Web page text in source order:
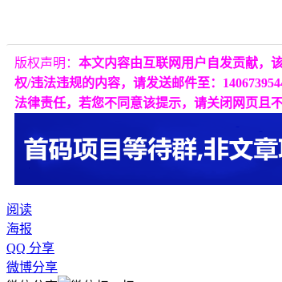
版权声明： 本文内容由互联网用户自发贡献，
权/违法违规的内容，请发送邮件至：
法律责任，若您不同意该提示，请关闭网页且
阅读
海报
QQ 分享
微博分享